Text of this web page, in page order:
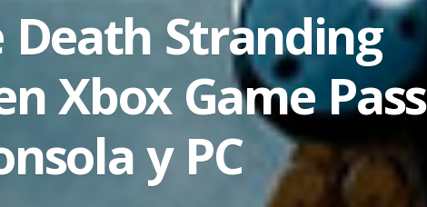
Stranding
Xbox Game Pass
y PC